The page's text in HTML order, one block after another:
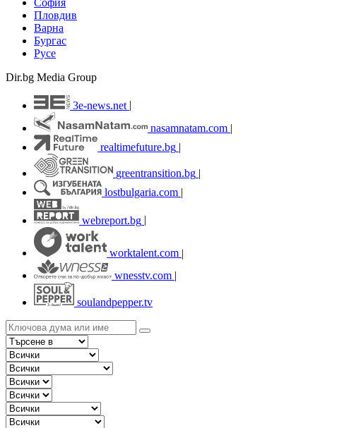
София
Пловдив
Варна
Бургас
Русе
Dir.bg Media Group
3e-news.net
nasamnatam.com |
realtimefuture.bg |
greentransition.bg |
lostbulgaria.com |
webreport.bg
worktalent.com |
wnesstv.com |
soulandpepper.tv